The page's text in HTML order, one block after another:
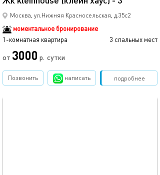
Москва, ул.Нижняя Красносельская, д.35с2
моментальное бронирование
1-комнатная квартира
3 спальных мест
от 3000 р. сутки
подробнее
Позвонить написать Забронировать